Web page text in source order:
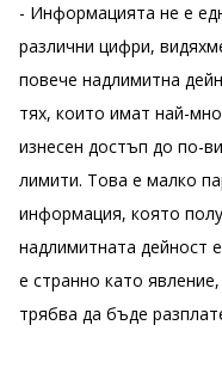
- Информацията не е
различни цифри,
повече надлимитна
тях, които имат най-
изнесен достъп до по-
лимити. Това е малко
информация, която
надлимитната дейност
е странно като
трябва да бъде